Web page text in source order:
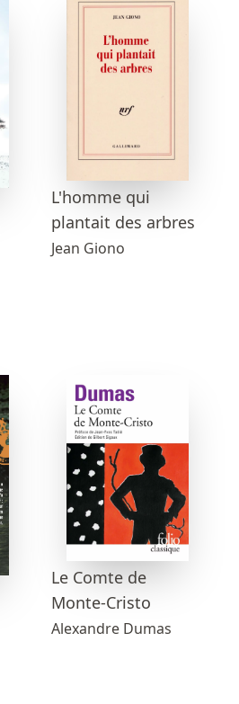
L'homme qui
plantait des arbres
Jean Giono
Le Comte de
Monte-Cristo
Alexandre Dumas